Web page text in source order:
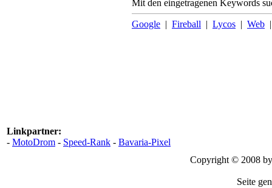
Mit den eingetragenen Keywords
Google | Fireball | Lycos | Web
Linkpartner:
- MotoDrom - Speed-Rank - Bavaria-Pixel
Copyright © 2008
Seite